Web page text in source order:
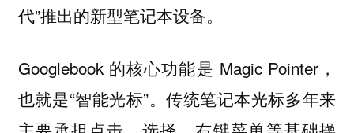
代”推出的新型笔记本设备。
Googlebook 的核心功能是 Magic Pointer，
也就是“智能光标”。传统笔记本光标多年来